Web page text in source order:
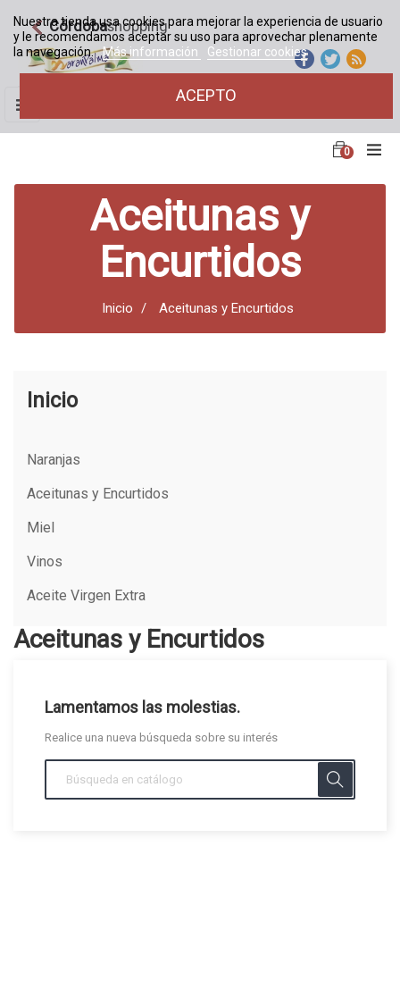
Córdobashopping
Nuestra tienda usa cookies para mejorar la experiencia de usuario
y le recomendamos aceptar su uso para aprovechar plenamente
la navegación. Más información Gestionar cookies
ACEPTO
Navegación
de
palanca
☰
0
Aceitunas y
Encurtidos
Inicio Aceitunas y Encurtidos
Inicio
Naranjas
Aceitunas y Encurtidos
Miel
Vinos
Aceite Virgen Extra
Aceitunas y Encurtidos
Lamentamos las molestias.
Realice una nueva búsqueda sobre su interés